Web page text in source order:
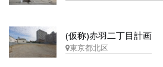
(仮称)赤羽二丁目計画
東京都北区